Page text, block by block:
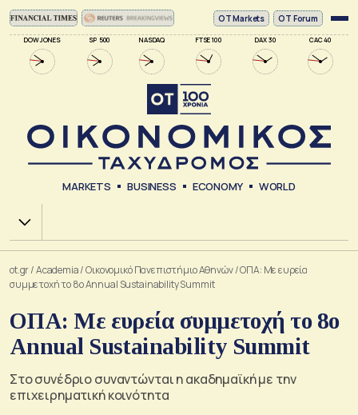
DOW JONES SP 500 NASDAQ FTSE 100 DAX 30 CAC 40
ΟΤ Markets OT Forum
MARKETS BUSINESS ECONOMY WORLD
Χ.Α.
ot.gr/Academia/Οικονομικό Πανεπιστήμιο Αθηνών/ΟΠΑ: Με ευρεία
συμμετοχή το 8ο Annual Sustainability Summit
ΟΠΑ: Με ευρεία συμμετοχή το 8ο
Annual Sustainability Summit
Στο συνέδριο συναντώνται η ακαδημαϊκή με την
επιχειρηματική κοινότητα